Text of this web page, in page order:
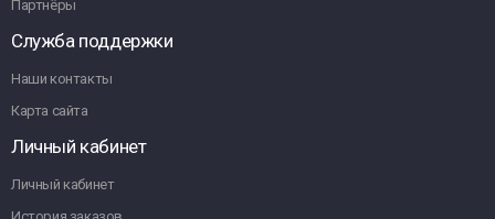
Партнёры
Служба поддержки
Наши контакты
Карта сайта
Личный кабинет
Личный кабинет